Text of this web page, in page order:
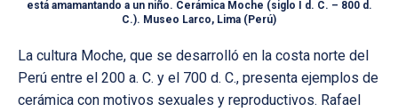
está amamantando a un niño. Cerámica Moche (siglo I d. C. – 800 d.
C.). Museo Larco, Lima (Perú)
La cultura Moche, que se desarrolló en la costa norte del
Perú entre el 200 a. C. y el 700 d. C., presenta ejemplos de
cerámica con motivos sexuales y reproductivos. Rafael